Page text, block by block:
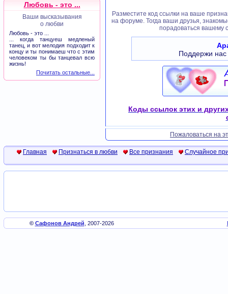
Любовь - это ...
Ваши высказывания
о любви
Любовь - это ...
... когда танцуеш медленый
танец, и вот мелодия подходит к
концу и ты понимаеш что с этим
человеком ты бы танцевал всю
жизнь!
Почитать остальные...
Разместите код ссылки на ваше
на форуме. Тогда ваши друзья,
порадоваться вашему
Поддержи
Коды ссылок этих и
Пожаловаться на
Главная Признаться в любви Все признания Случайное
© Сафонов Андрей , 2007-2026